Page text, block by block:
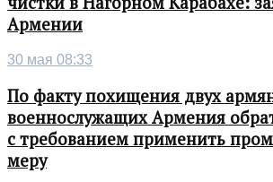
Армении
30 мая 08:33
По факту похищения двух
военнослужащих Армения
с требованием применить
меру